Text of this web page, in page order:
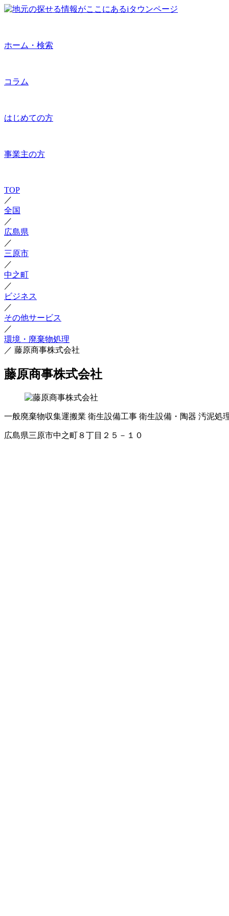
ホーム・検索
コラム
はじめての方
事業主の方
TOP
／
全国
／
広島県
／
三原市
／
中之町
／
ビジネス
／
その他サービス
／
環境・廃棄物処理
／ 藤原商事株式会社
藤原商事株式会社
一般廃棄物収集運搬業 衛生設備工事 衛生設備・陶器 汚泥処
広島県三原市中之町８丁目２５－１０